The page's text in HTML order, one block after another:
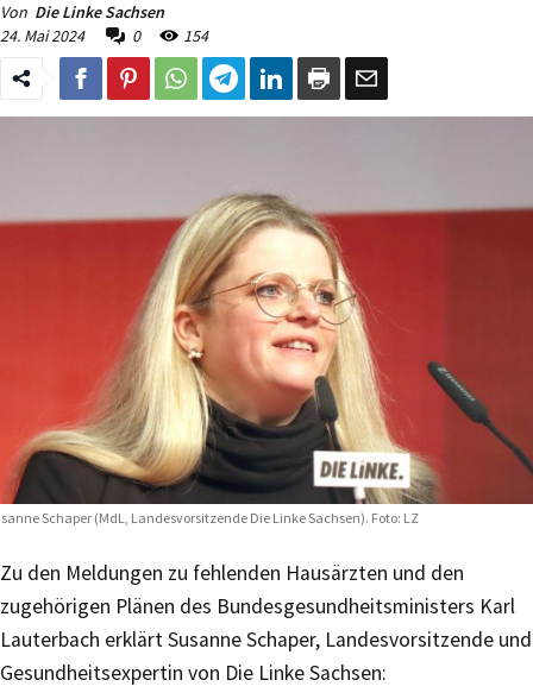
Von Die Linke Sachsen
24. Mai 2024
0 154
Schaper (MdL, Landesvorsitzende Die Linke Sachsen). Foto: LZ
Zu den Meldungen zu fehlenden Hausärzten und den
zugehörigen Plänen des Bundesgesundheitsministers Karl
Lauterbach erklärt Susanne Schaper, Landesvorsitzende und
Gesundheitsexpertin von Die Linke Sachsen: